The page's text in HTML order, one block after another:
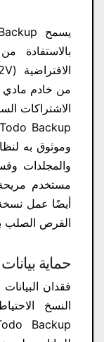
بالاستفادة
من خادم مادي
وموثوق به
والمجلدات
مستخدم
أيضًا عمل
القرص الصلب
حماية
فقدان